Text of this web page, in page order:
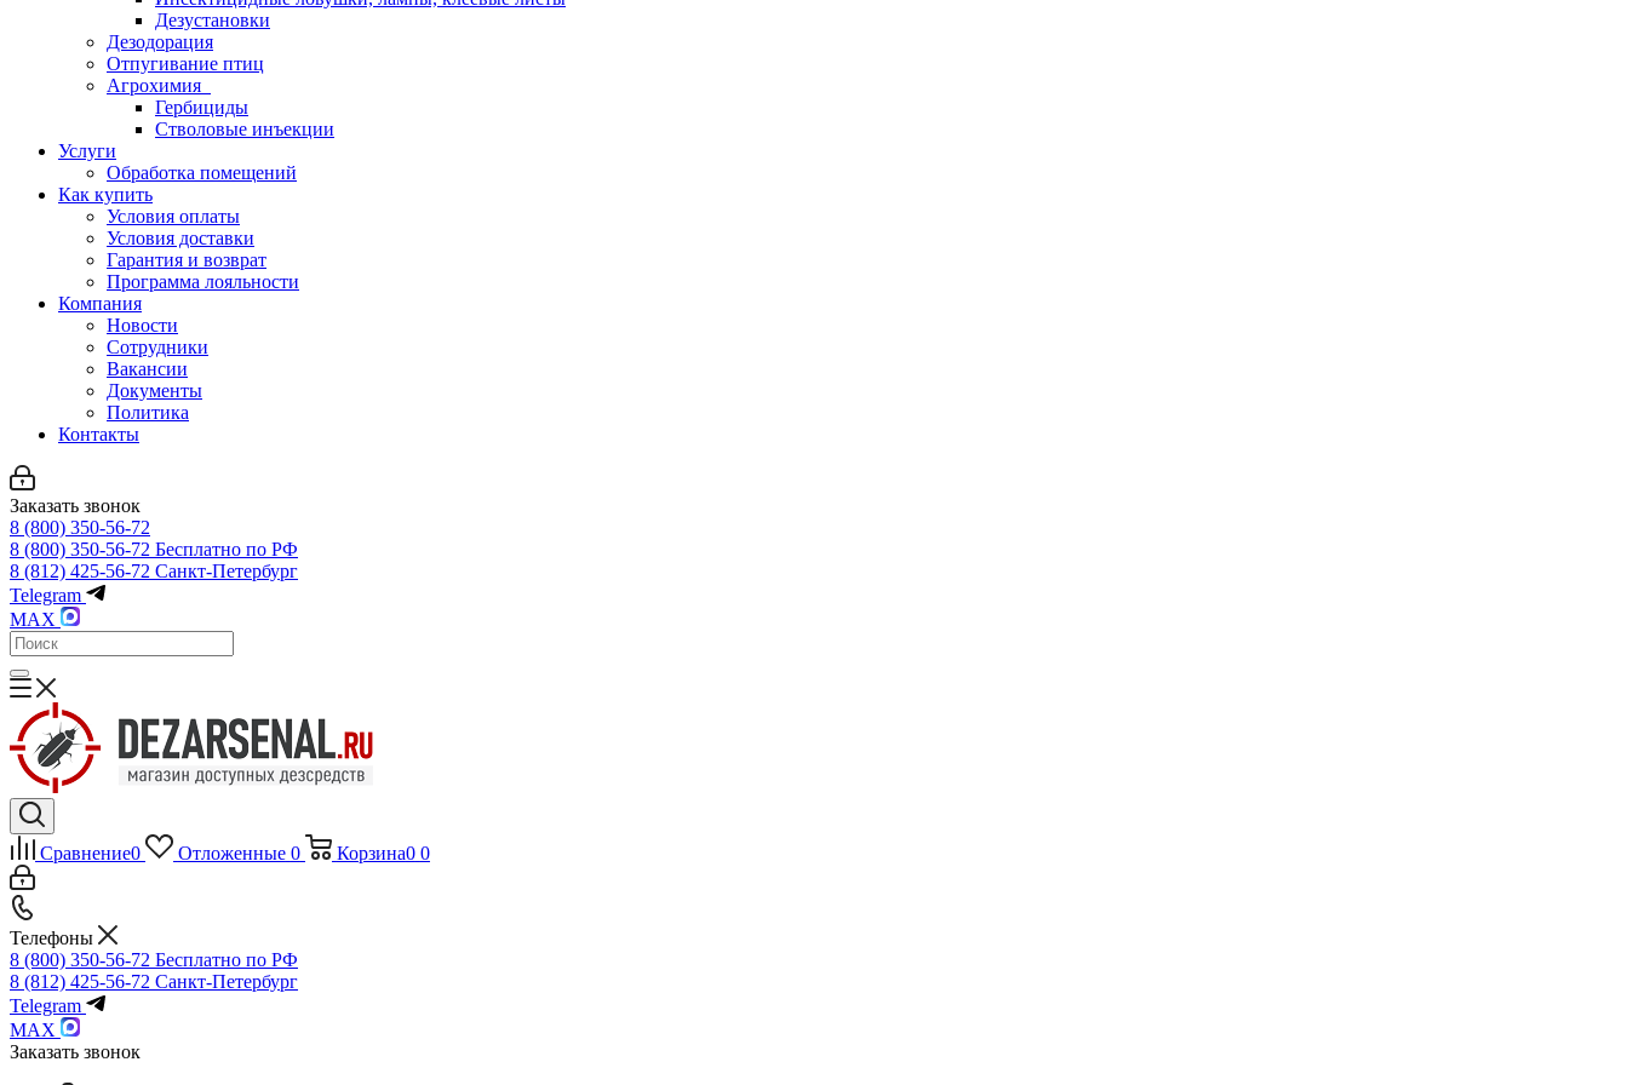
Дезустановки
Дезодорация
Отпугивание птиц
Агрохимия
Гербициды
Стволовые инъекции
Услуги
Обработка помещений
Как купить
Условия оплаты
Условия доставки
Гарантия и возврат
Программа лояльности
Компания
Новости
Сотрудники
Вакансии
Документы
Политика
Контакты
Заказать звонок
8 (800) 350-56-72
8 (800) 350-56-72 Бесплатно по РФ
8 (812) 425-56-72 Санкт-Петербург
Telegram
MAX
Сравнение0 Отложенные 0 Корзина0 0
Телефоны
8 (800) 350-56-72 Бесплатно по РФ
8 (812) 425-56-72 Санкт-Петербург
Telegram
MAX
Заказать звонок